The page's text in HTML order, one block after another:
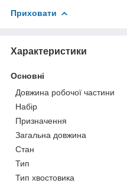
Приховати
Характеристики
Основні
Довжина робочої частини
Набір
Призначення
Загальна довжина
Стан
Тип
Тип хвостовика